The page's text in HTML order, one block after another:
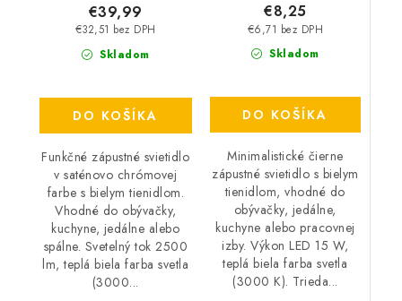
Skladom
€32,51 bez DPH
€39,99
DO KOŠÍKA
Funkčné zápustné svietidlo
v saténovo chrómovej
farbe s bielym tienidlom.
Vhodné do obývačky,
kuchyne, jedálne alebo
spálne. Svetelný tok 2500
lm, teplá biela farba svetla
(3000...
Skladom
€6,71 bez DPH
€8,25
DO KOŠÍKA
Minimalistické čierne
zápustné svietidlo s bielym
tienidlom, vhodné do
obývačky, jedálne,
kuchyne alebo pracovnej
izby. Výkon LED 15 W,
teplá biela farba svetla
(3000 K). Trieda...